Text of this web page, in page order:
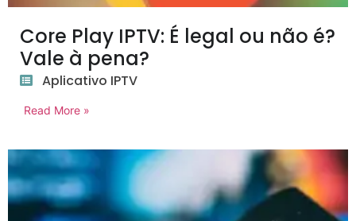
Core Play IPTV: É legal ou não é?
Vale à pena?
Aplicativo IPTV
Read More »